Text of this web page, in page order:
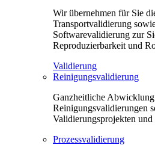
Wir übernehmen für Sie
Transportvalidierung
Softwarevalidierung zur
Reproduzierbarkeit und
Validierung
Reinigungsvalidierung
Ganzheitliche
Reinigungsvalidierungen
Validierungsprojekten
Prozessvalidierung